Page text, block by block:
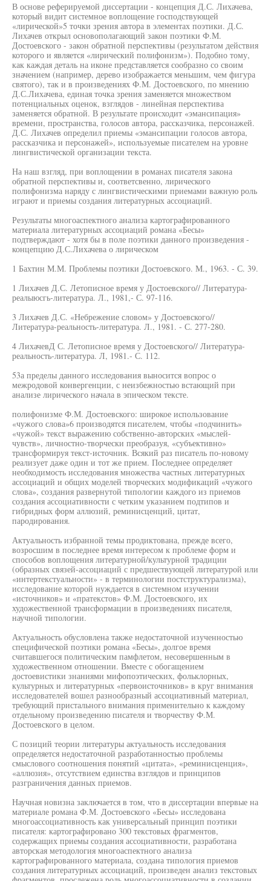
В основе реферируемой диссертации - концепция Д.С. Лихачева,
который видит системное воплощение господствующей
«лирической»5 точки зрения автора в элементах поэтики. Д.С.
Лихачев открыл основополагающий закон поэтики Ф.М.
Достоевского - закон обратной перспективы (результатом действия
которого и является «лирический полифонизм»). Подобно тому,
как каждая деталь на иконе представляется сообразно со своим
значением (например, дерево изображается меньшим, чем фигура
святого), так и в произведениях Ф.М. Достоевского, по мнению
Д.С.Лихачева, единая точка зрения заменяется множеством
потенциальных оценок, взглядов - линейная перспектива
заменяется обратной. В результате происходит «эмансипация»
времени, пространства, голосов автора, рассказчика, персонажей.
Д.С. Лихачев определил приемы «эмансипации голосов автора,
рассказчика и персонажей», используемые писателем на уровне
лингвистической организации текста.
На наш взгляд, при воплощении в романах писателя закона
обратной перспективы и, соответсвенно, лирического
полифонизма наряду с лингвистическими приемами важную роль
играют и приемы создания литературных ассоциаций.
Результаты многоаспектного анализа картографированного
материала литературных ассоциаций романа «Бесы»
подтверждают - хотя бы в поле поэтики данного произведения -
концепцию Д.С.Лихачева о лирическом
1 Бахтин М.М. Проблемы поэтики Достоевского. М., 1963. - С. 39.
1 Лихачев Д.С. Летописное время у Достоевского// Литература-
реалыюсгь-литература. Л., 1981,- С. 97-116.
3 Лихачев Д.С. «Небрежение словом» у Достоевского//
Литература-реальность-литература. Л., 1981. - С. 277-280.
4 ЛихачевД С. Летописное время у Достоевского// Литература-
реальность-литература. Л, 1981.- С. 112.
53а пределы данного исследования выносится вопрос о
межродовой конвергенции, с неизбежностью встающий при
анализе лирического начала в эпическом тексте.
полифонизме Ф.М. Достоевского: широкое использование
«чужого слова»6 производятся писателем, чтобы «подчинить»
«чужой» текст выражению собственно-авторских «мыслей-
чувств», личностно-творчески преобразуя, «субъективно»
трансформируя текст-источник. Всякий раз писатель по-новому
реализует даже один и тот же прием. Последнее определяет
необходимость исследования множества частных литературных
ассоциаций и общих моделей творческих модификаций «чужого
слова», создания развернутой типологии каждого из приемов
создания ассоциативности с четким указанием подтипов и
гибридных форм аллюзий, реминисценций, цитат,
пародирования.
Актуальность избранной темы продиктована, прежде всего,
возросшим в последнее время интересом к проблеме форм и
способов воплощения литературной/культурной традиции
(образных связей-ассоциаций с предшествующей литературой или
«интертекстуальности» - в терминологии постструктурализма),
исследование которой нуждается в системном изучении
«источников» и «пратекстов» Ф.М. Достоевского, их
художественной трансформации в произведениях писателя,
научной типологии.
Актуальность обусловлена также недостаточной изученностью
специфической поэтики романа «Бесы», долгое время
считавшегося политическим памфлетом, несовершенным в
художественном отношении. Вместе с обогащением
достоевистики знаниями мифопоэтических, фольклорных,
культурных и литературных «первоисточников» в круг внимания
исследователей вошел разнообразный ассоциативный материал,
требующий пристального внимания применительно к каждому
отдельному произведению писателя и творчеству Ф.М.
Достоевского в целом.
С позиций теории литературы актуальность исследования
определяется недостаточной разработанностью проблемы
смыслового соотношения понятий «цитата», «реминисценция»,
«аллюзия», отсутствием единства взглядов и принципов
разграничения данных приемов.
Научная новизна заключается в том, что в диссертации впервые на
материале романа Ф.М. Достоевского «Бесы» исследована
многоассоциативность как универсальный принцип поэтики
писателя: картографировано 300 текстовых фрагментов,
содержащих приемы создания ассоциативности, разработана
авторская методология многоаспектного анализа
картографированного материала, создана типология приемов
создания литературных ассоциаций, произведен анализ текстовых